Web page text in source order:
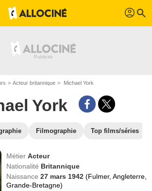
profil search
Acteur britannique Michael York
York
Filmographie Top films/séries
MétierActeur
Nationalité Britannique
Naissance27 mars 1942(Fulmer, Angleterre,
Grande-Bretagne)